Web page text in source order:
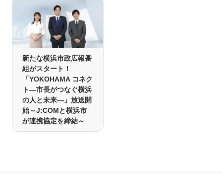
新たな横浜市政広報番
組がスタート！
「YOKOHAMA コネク
ト―市長がつなぐ横浜
の人と未来―」放送開
始～J:COMと横浜市
が連携協定を締結～